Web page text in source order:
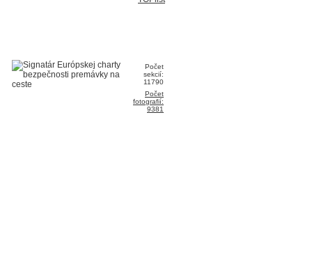
Počet
sekcií:
11790
Počet
fotografií:
9381